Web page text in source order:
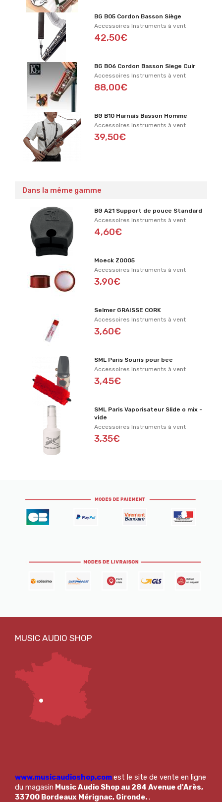
BG B05 Cordon Basson Siège
Accessoires Instruments à vent
42,50€
BG B06 Cordon Basson Siege Cuir
Accessoires Instruments à vent
88,00€
BG B10 Harnais Basson Homme
Accessoires Instruments à vent
39,50€
Dans la même gamme
BG A21 Support de pouce Standard
Accessoires Instruments à vent
4,60€
Moeck Z0005
Accessoires Instruments à vent
3,90€
Selmer GRAISSE CORK
Accessoires Instruments à vent
3,60€
SML Paris Souris pour bec
Accessoires Instruments à vent
3,45€
SML Paris Vaporisateur Slide o mix -
vide
Accessoires Instruments à vent
3,35€
www.musicaudioshop.comest le site de vente en ligne
du magasin Music Audio Shop au 284 Avenue d'Arès,
33700 Bordeaux Mérignac, Gironde..